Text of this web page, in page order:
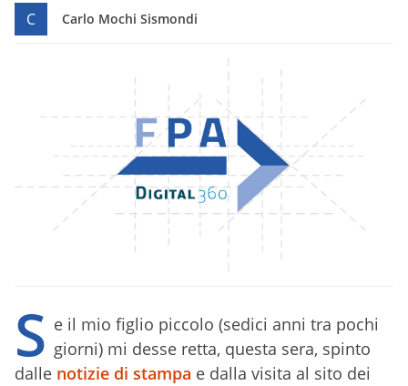
C Carlo Mochi Sismondi
S e il mio figlio piccolo (sedici anni tra pochi
giorni) mi desse retta, questa sera, spinto
dalle notizie di stampa e dalla visita al sito dei